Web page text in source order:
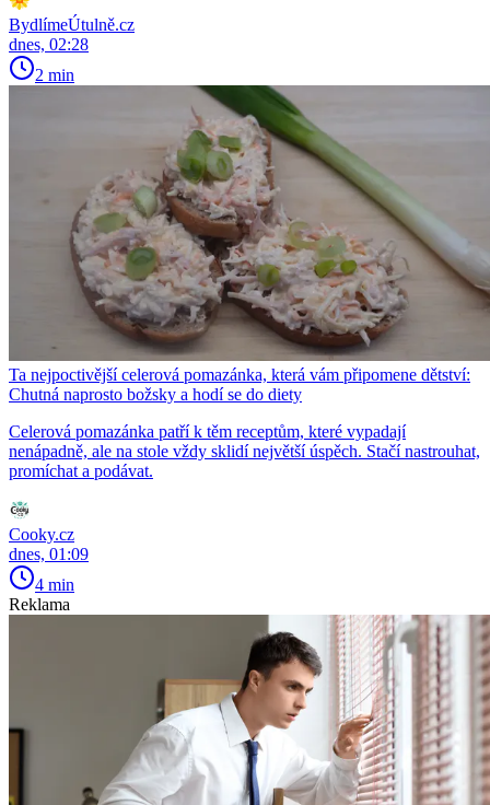
BydlímeÚtulně.cz
dnes, 02:28
2 min
Ta nejpoctivější celerová pomazánka, která vám připomene dětství:
Chutná naprosto božsky a hodí se do diety
Celerová pomazánka patří k těm receptům, které vypadají
nenápadně, ale na stole vždy sklidí největší úspěch. Stačí nastrouhat,
promíchat a podávat.
Cooky.cz
dnes, 01:09
4 min
Reklama